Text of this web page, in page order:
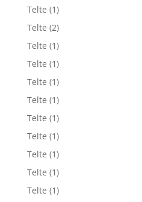
Telte (1)
Telte (2)
Telte (1)
Telte (1)
Telte (1)
Telte (1)
Telte (1)
Telte (1)
Telte (1)
Telte (1)
Telte (1)